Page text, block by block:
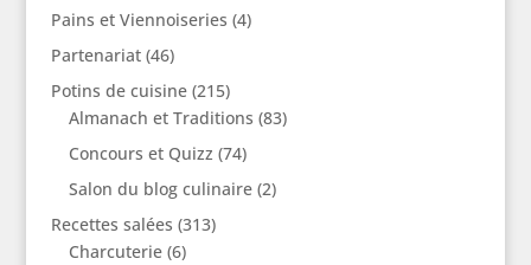
Pains et Viennoiseries (4)
Partenariat(46)
Potins de cuisine(215)
Almanach et Traditions (83)
Concours et Quizz (74)
Salon du blog culinaire(2)
Recettes salées (313)
Charcuterie(6)